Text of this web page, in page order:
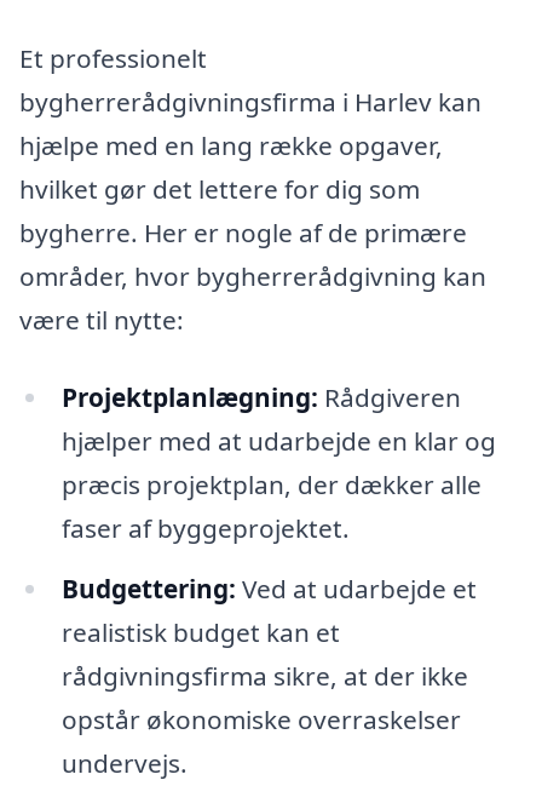
Et professionelt
bygherrerådgivningsfirma i Harlev kan
hjælpe med en lang række opgaver,
hvilket gør det lettere for dig som
bygherre. Her er nogle af de primære
områder, hvor bygherrerådgivning kan
være til nytte:
Projektplanlægning: Rådgiveren
hjælper med at udarbejde en klar og
præcis projektplan, der dækker alle
faser af byggeprojektet.
Budgettering: Ved at udarbejde et
realistisk budget kan et
rådgivningsfirma sikre, at der ikke
opstår økonomiske overraskelser
undervejs.